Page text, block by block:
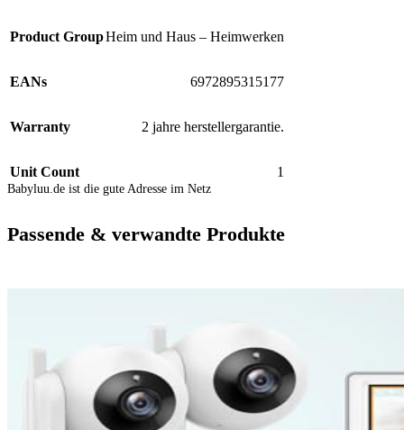
Product GroupHeim und Haus – Heimwerken
EANs 6972895315177
Warranty 2 jahre herstellergarantie.
Unit Count 1
Babyluu.de ist die gute Adresse im Netz
Passende & verwandte Produkte